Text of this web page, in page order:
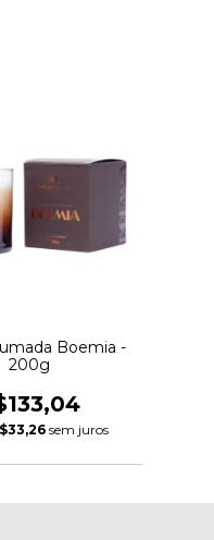
Boemia -
200g
sem juros